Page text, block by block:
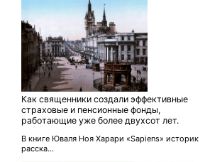
Как священники создали эффективные
страховые и пенсионные фонды,
работающие уже более двухсот лет.
В книге Юваля Ноя Харари «Sapiens» историк
расска...